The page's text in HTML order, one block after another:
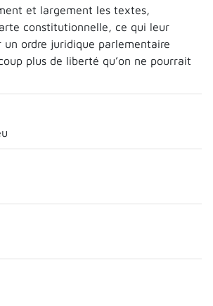
et largement les textes,
constitutionnelle, ce qui leur
un ordre juridique parlementaire
plus de liberté qu’on ne pourrait